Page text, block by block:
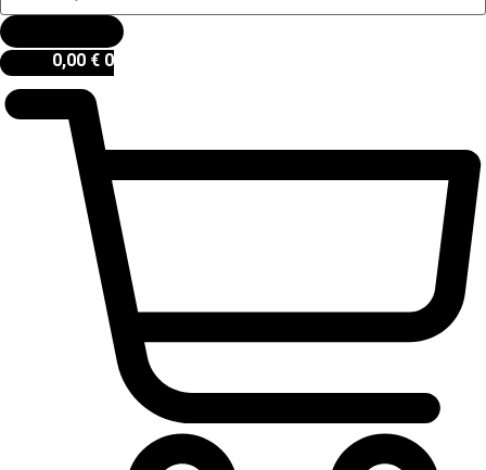
productos
0,00 € 0